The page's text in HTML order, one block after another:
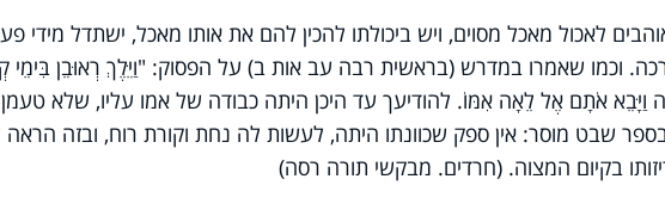
לאכול מאכל מסוים, ויש ביכולתו להכין להם את אותו מאכל, ישתדל מידי
וכמו שאמרו במדרש (בראשית רבה עב אות ב) על הפסוק: "וַיֵּלֶךְ רְאוּבֵן בִּימֵי
וַיָּבֵא אֹתָם אֶל לֵאָה אִמּוֹ. להודיעך עד היכן היתה כבודה של אמו עליו, שלא
שבט מוסר: אין ספק שכוונתו היתה, לעשות לה נחת וקורת רוח, ובזה הראה
בקיום המצוה. (חרדים. מבקשי תורה רסה)